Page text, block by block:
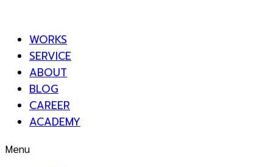
WORKS
SERVICE
ABOUT
BLOG
CAREER
ACADEMY
Menu